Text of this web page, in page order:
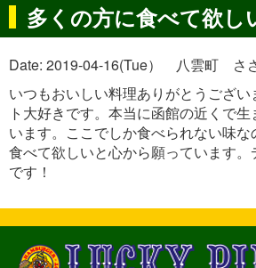
多くの方に食べて欲し
Date: 2019-04-16(Tue） 八雲町 さ
いつもおいしい料理ありがとうござ
ト大好きです。本当に函館の近くで
います。ここでしか食べられない味
食べて欲しいと心から願っています。
です！